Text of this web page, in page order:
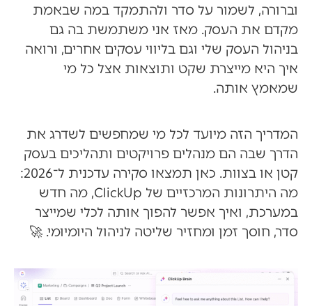
וברורה, לשמור על סדר ולהתמקד במה שבאמת
מקדם את העסק. מאז אני משתמשת בה גם
בניהול העסק שלי וגם בליווי עסקים אחרים, ורואה
איך היא מייצרת שקט ותוצאות אצל כל מי
שמאמץ אותה.
המדריך הזה מיועד לכל מי שמחפשים לשדרג את
הדרך שבה הם מנהלים פרויקטים ותהליכים בעסק
קטן או בצוות. כאן תמצאו סקירה עדכנית ל־2026:
מה היתרונות המרכזיים של ClickUp, מה חדש
במערכת, ואיך אפשר להפוך אותה לכלי שמייצר
סדר, חוסך זמן ומחזיר שליטה לניהול היומיומי. 🚀